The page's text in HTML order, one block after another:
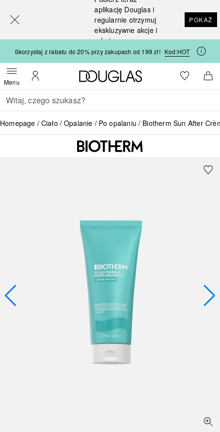
aplikację Douglas i
regularnie otrzymuj
ekskluzywne akcje i
rabaty
POKAŻ
Skorzystaj z rabatu do 20% przy zakupach od 199 zł! Kod:HOT
MenuOtwórz menuMoje konto
Strona główna Douglas
Do listyDo
Wracać
Wykonaj wyszukiwanie
Homepage Ciało Opalanie Po opalaniu Biotherm Sun After
[navigation.slideout.screenreader]